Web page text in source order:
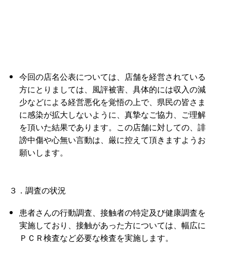
今回の店名公表については、店舗を経営されている
方にとりましては、風評被害、具体的には収入の減
少などによる経営悪化を覚悟の上で、県民の皆さま
に感染が拡大しないように、真摯なご協力、ご理解
を頂いた結果であります。この店舗に対しての、誹
謗中傷や心無い言動は、厳に控えて頂きますようお
願いします。
３．調査の状況
患者さんの行動調査、接触者の特定及び健康調査を
実施しており、接触があった方については、幅広に
ＰＣＲ検査など必要な検査を実施します。